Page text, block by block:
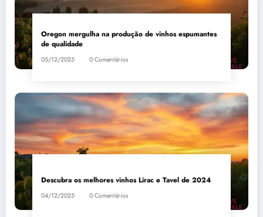
Oregon mergulha na produção de vinhos espumantes
de qualidade
05/12/2025 0 Comentários
Descubra os melhores vinhos Lirac e Tavel de 2024
04/12/2025 0 Comentários